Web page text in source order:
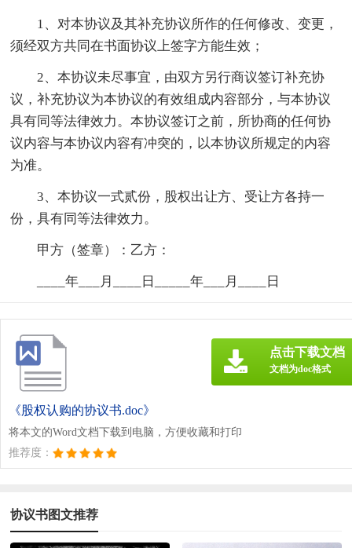
1、对本协议及其补充协议所作的任何修改、变更，
须经双方共同在书面协议上签字方能生效；
2、本协议未尽事宜，由双方另行商议签订补充协
议，补充协议为本协议的有效组成内容部分，与本协议
具有同等法律效力。本协议签订之前，所协商的任何协
议内容与本协议内容有冲突的，以本协议所规定的内容
为准。
3、本协议一式贰份，股权出让方、受让方各持一
份，具有同等法律效力。
甲方（签章）：乙方：
____年___月____日_____年___月____日
《股权认购的协议书.doc》
将本文的Word文档下载到电脑，方便收藏和打印
推荐度：
点击下载文档
文档为doc格式
协议书图文推荐